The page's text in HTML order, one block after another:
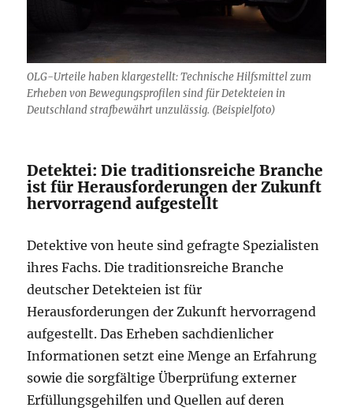
OLG-Urteile haben klargestellt: Technische Hilfsmittel zum
Erheben von Bewegungsprofilen sind für Detekteien in
Deutschland strafbewährt unzulässig. (Beispielfoto)
Detektei: Die traditionsreiche Branche
ist für Herausforderungen der Zukunft
hervorragend aufgestellt
Detektive von heute sind gefragte Spezialisten
ihres Fachs. Die traditionsreiche Branche
deutscher Detekteien ist für
Herausforderungen der Zukunft hervorragend
aufgestellt. Das Erheben sachdienlicher
Informationen setzt eine Menge an Erfahrung
sowie die sorgfältige Überprüfung externer
Erfüllungsgehilfen und Quellen auf deren